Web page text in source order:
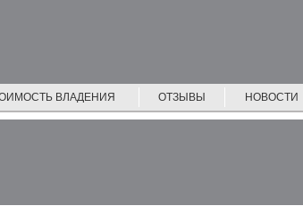
ВЛАДЕНИЯ ОТЗЫВЫ НОВОСТИ